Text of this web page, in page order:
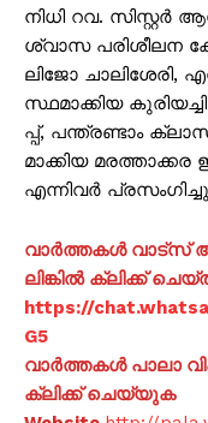
നി​ധി റ​വ.
ശ്വാ​സ പ​രി​ശീ​ല​ന
ലി​ജോ ചാ​ലി​ശേ​രി,
സ്ഥ​മാ​ക്കി​യ
പ്പ്, പ​ന്ത്ര​ണ്ടാം
മാ​ക്കി​യ
എ​ന്നി​വ​ർ
വാർത്തകൾ വാട്സ്
ലിങ്കിൽ ക്ലിക്ക്
https://
G5
വാർത്തകൾ പാലാ
ക്ലിക്ക് ചെയ്യുക